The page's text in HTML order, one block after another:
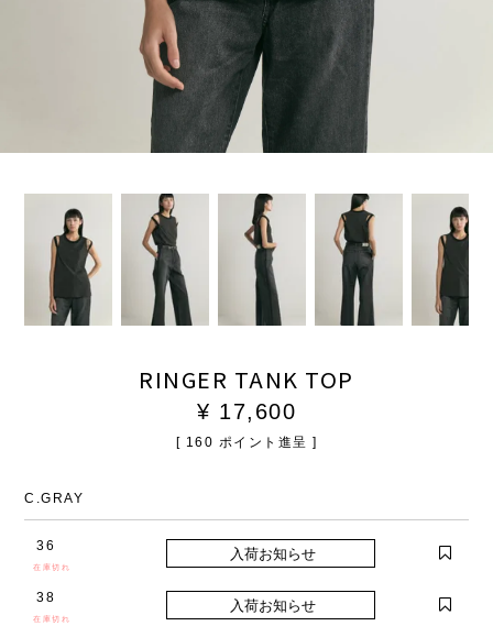
RINGER TANK TOP
¥ 17,600
[ 160 ポイント進呈 ]
C.GRAY
36
在庫切れ
38
在庫切れ